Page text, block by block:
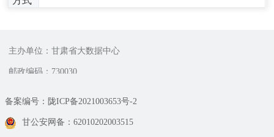
主办单位：甘肃省大数据中心
邮政编码：730030
备案编号：陇ICP备2021003653号-2
甘公安网备：62010202003515